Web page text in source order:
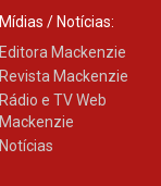
Mídias / Notícias:
Editora Mackenzie
Revista Mackenzie
Rádio e TV Web
Mackenzie
Notícias